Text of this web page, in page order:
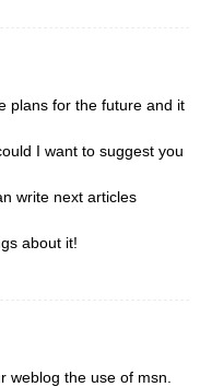
plans for the future and it
I want to suggest you
write next articles
about it!
weblog the use of msn.